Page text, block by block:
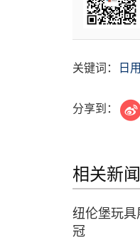
关键词： 日
分享到：
相关新闻
纽伦堡玩
冠